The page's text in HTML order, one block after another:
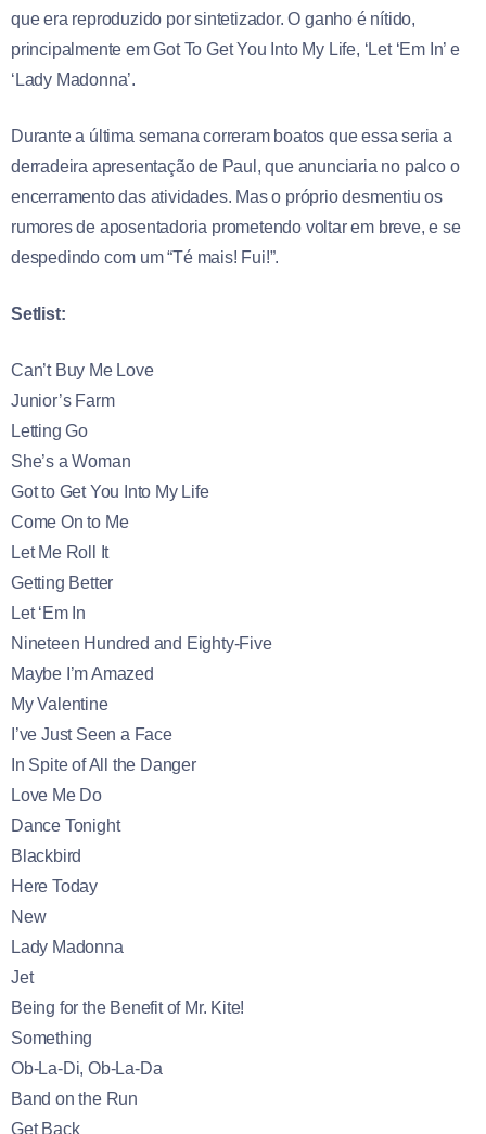
que era reproduzido por sintetizador. O ganho é nítido,
principalmente em Got To Get You Into My Life, ‘Let ‘Em In’ e
‘Lady Madonna’.
Durante a última semana correram boatos que essa seria a
derradeira apresentação de Paul, que anunciaria no palco o
encerramento das atividades. Mas o próprio desmentiu os
rumores de aposentadoria prometendo voltar em breve, e se
despedindo com um “Té mais! Fui!”.
Setlist:
Can’t Buy Me Love
Junior’s Farm
Letting Go
She’s a Woman
Got to Get You Into My Life
Come On to Me
Let Me Roll It
Getting Better
Let ‘Em In
Nineteen Hundred and Eighty-Five
Maybe I’m Amazed
My Valentine
I’ve Just Seen a Face
In Spite of All the Danger
Love Me Do
Dance Tonight
Blackbird
Here Today
New
Lady Madonna
Jet
Being for the Benefit of Mr. Kite!
Something
Ob-La-Di, Ob-La-Da
Band on the Run
Get Back